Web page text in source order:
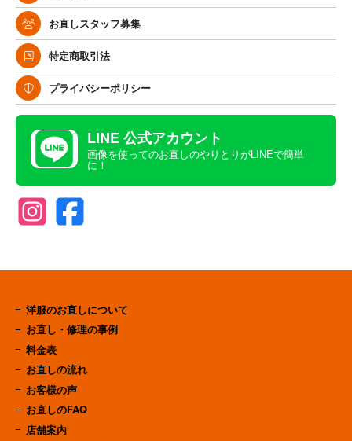
お直しスタッフ募集
特定商取引法
プライバシーポリシー
LINE 公式アカウント
画像を使ってのお直しのやりとりがLINEで簡単
に！
洋服のお直しについて
お直し・修理の事例
料金表
お直しの流れ
お客様の声
お直しのFAQ
店舗案内